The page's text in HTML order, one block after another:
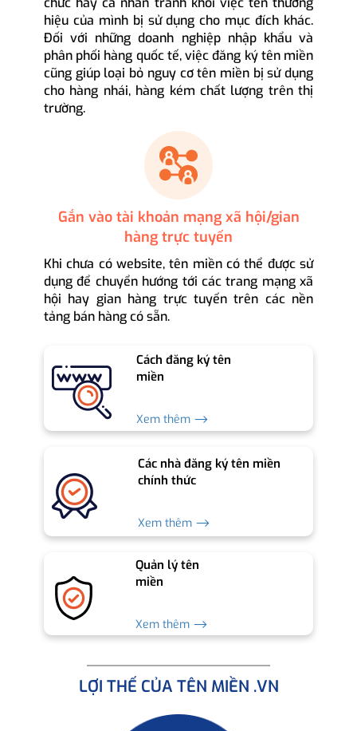
hiệu của mình bị sử dụng cho mục đích khác.
Đối với những doanh nghiệp nhập khẩu và
phân phối hàng quốc tế, việc đăng ký tên miền
cũng giúp loại bỏ nguy cơ tên miền bị sử dụng
cho hàng nhái, hàng kém chất lượng trên thị
trường.
Gắn vào tài khoản mạng xã hội/gian
hàng trực tuyến
Khi chưa có website, tên miền có thể được sử
dụng để chuyển hướng tới các trang mạng xã
hội hay gian hàng trực tuyến trên các nền
tảng bán hàng có sẵn.
Cách đăng ký tên
miền
Xem thêm ⟶
Các nhà đăng ký tên miền
chính thức
Xem thêm ⟶
Quản lý tên
miền
Xem thêm ⟶
LỢI THẾ CỦA TÊN MIỀN .VN